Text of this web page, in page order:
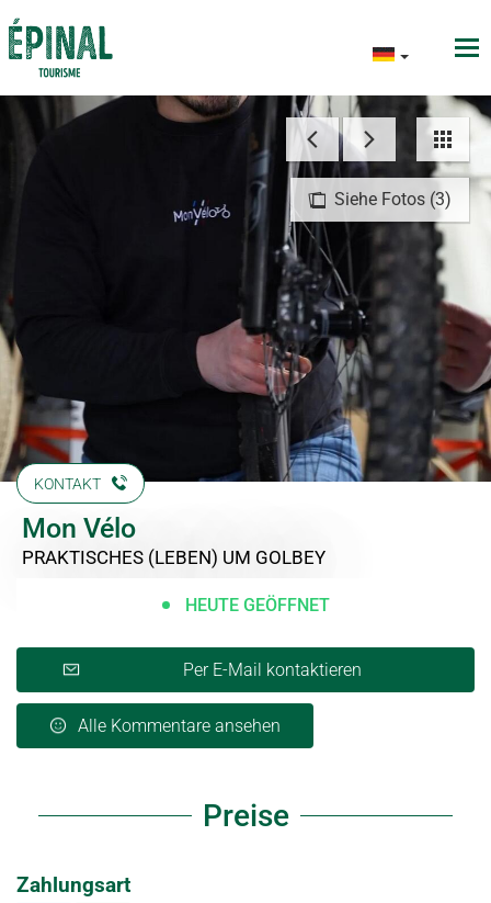
Siehe Fotos (3)
KONTAKT
Mon Vélo
PRAKTISCHES (LEBEN) UM GOLBEY
HEUTE GEÖFFNET
Per E-Mail kontaktieren
Alle Kommentare ansehen
Preise
Zahlungsart